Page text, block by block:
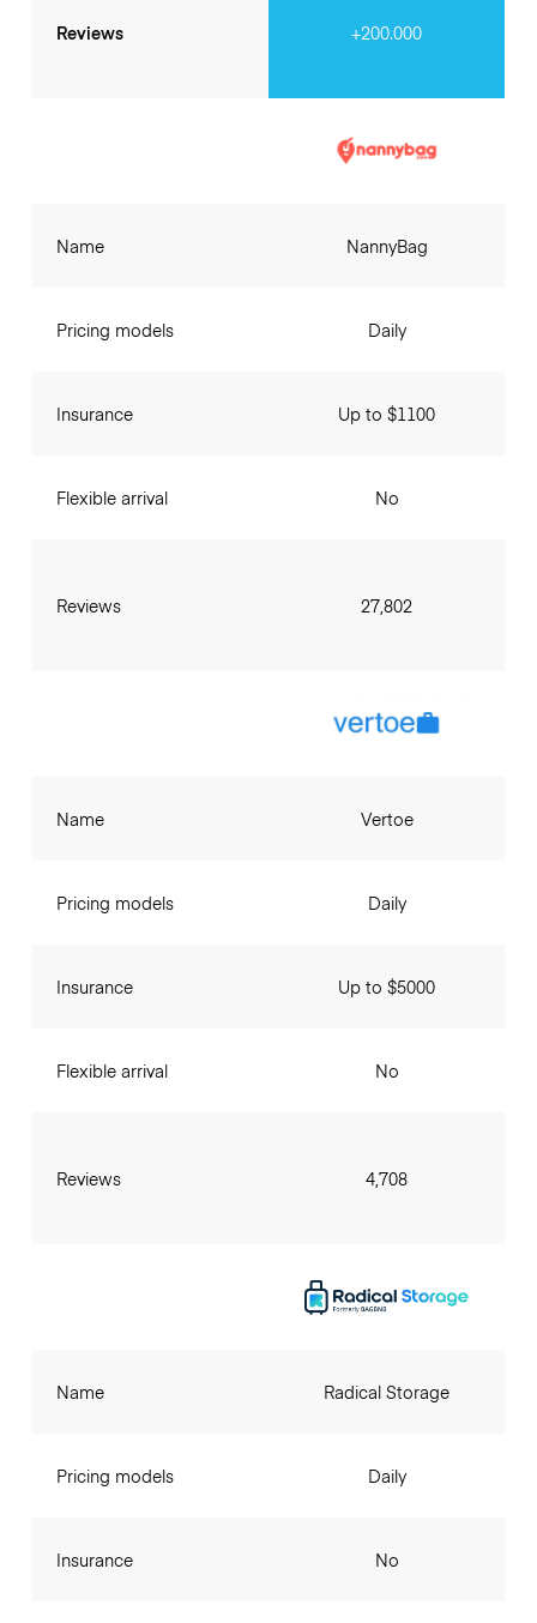
Reviews +200.000
Name
Pricing models
Insurance
Flexible arrival
Reviews
NannyBag
Daily
Up to $1100
No
27,802
Name
Pricing models
Insurance
Flexible arrival
Reviews
Vertoe
Daily
Up to $5000
No
4,708
Name
Pricing models
Insurance
Radical Storage
Daily
No